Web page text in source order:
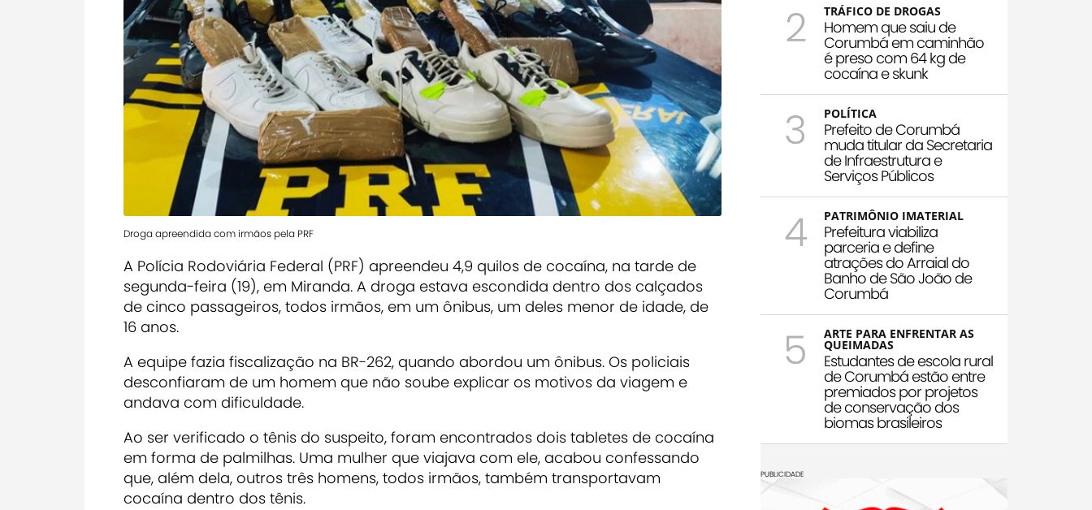
Droga apreendida com irmãos pela PRF
A Polícia Rodoviária Federal (PRF) apreendeu 4,9 quilos de cocaína, na tarde de
segunda-feira (19), em Miranda. A droga estava escondida dentro dos calçados
de cinco passageiros, todos irmãos, em um ônibus, um deles menor de idade, de
16 anos.
A equipe fazia fiscalização na BR-262, quando abordou um ônibus. Os policiais
desconfiaram de um homem que não soube explicar os motivos da viagem e
andava com dificuldade.
Ao ser verificado o tênis do suspeito, foram encontrados dois tabletes de cocaína
em forma de palmilhas. Uma mulher que viajava com ele, acabou confessando
que, além dela, outros três homens, todos irmãos, também transportavam
cocaína dentro dos tênis.
2 TRÁFICO DE DROGAS
Homem que saiu de
Corumbá em caminhão
é preso com 64 kg de
cocaína e skunk
3 POLÍTICA
Prefeito de Corumbá
muda titular da Secretaria
de Infraestrutura e
Serviços Públicos
4 PATRIMÔNIO IMATERIAL
Prefeitura viabiliza
parceria e define
atrações do Arraial do
Banho de São João de
Corumbá
5 ARTE PARA ENFRENTAR AS
QUEIMADAS
Estudantes de escola rural
de Corumbá estão entre
premiados por projetos
de conservação dos
biomas brasileiros
PUBLICIDADE